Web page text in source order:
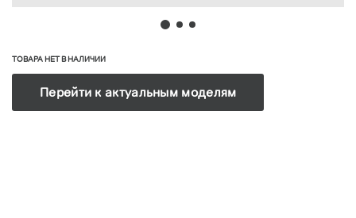
ТОВАРА НЕТ В НАЛИЧИИ
Перейти к актуальным моделям